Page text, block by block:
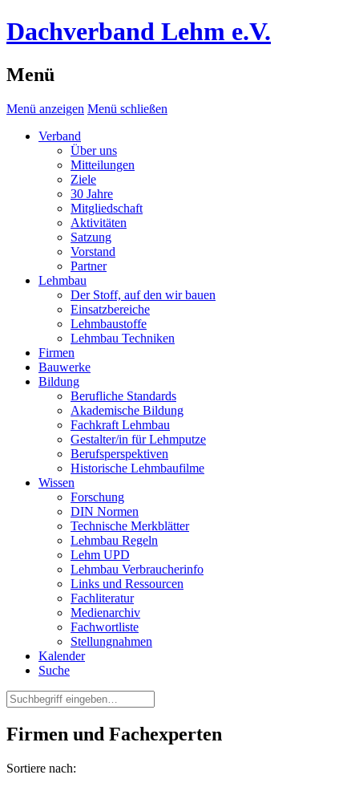
Dachverband Lehm e.V.
Menü
Menü anzeigen Menü schließen
Verband
Über uns
Mitteilungen
Ziele
30 Jahre
Mitgliedschaft
Aktivitäten
Satzung
Vorstand
Partner
Lehmbau
Der Stoff, auf den wir bauen
Einsatzbereiche
Lehmbaustoffe
Lehmbau Techniken
Firmen
Bauwerke
Bildung
Berufliche Standards
Akademische Bildung
Fachkraft Lehmbau
Gestalter/in für Lehmputze
Berufsperspektiven
Historische Lehmbaufilme
Wissen
Forschung
DIN Normen
Technische Merkblätter
Lehmbau Regeln
Lehm UPD
Lehmbau Verbraucherinfo
Links und Ressourcen
Fachliteratur
Medienarchiv
Fachwortliste
Stellungnahmen
Kalender
Suche
Firmen und Fachexperten
Sortiere nach: